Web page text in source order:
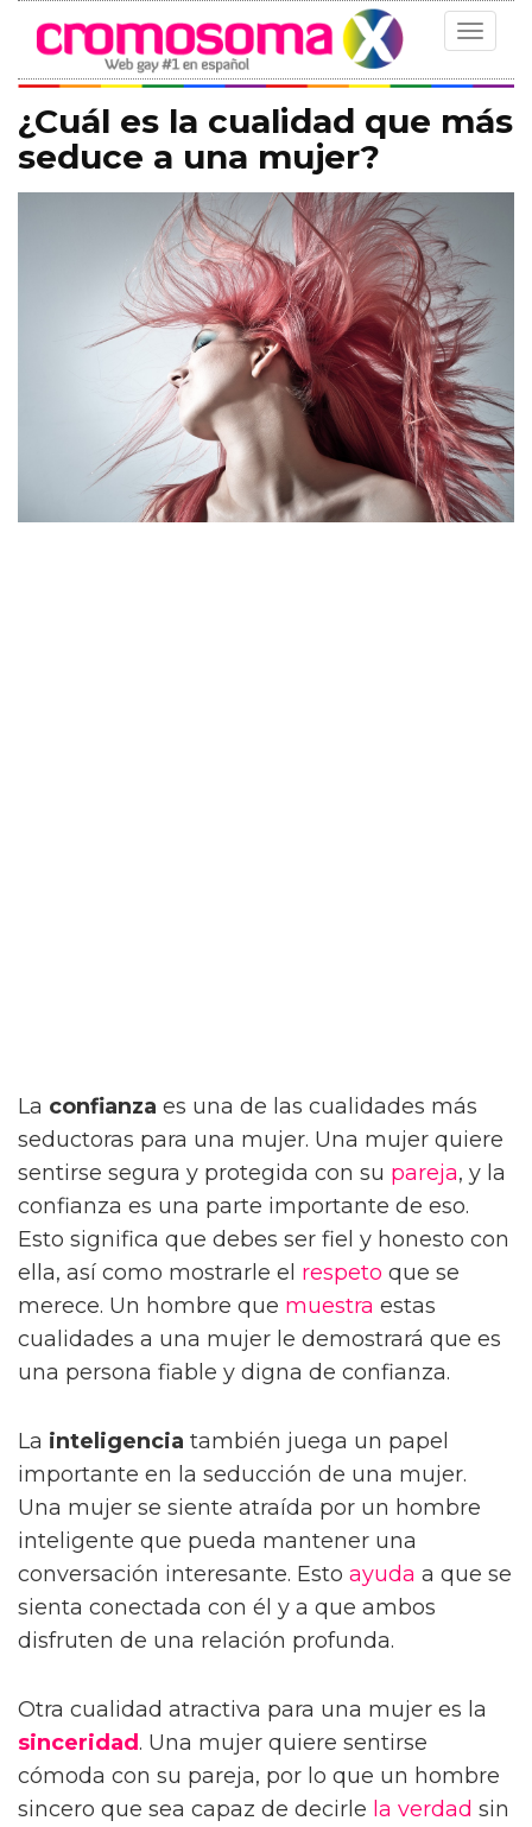
Toggle
¿Cuál es la cualidad que más
seduce a una mujer?
La confianza es una de las cualidades más
seductoras para una mujer. Una mujer quiere
sentirse segura y protegida con su pareja, y la
confianza es una parte importante de eso.
Esto significa que debes ser fiel y honesto con
ella, así como mostrarle el respeto que se
merece. Un hombre que muestra estas
cualidades a una mujer le demostrará que es
una persona fiable y digna de confianza.
La inteligencia también juega un papel
importante en la seducción de una mujer.
Una mujer se siente atraída por un hombre
inteligente que pueda mantener una
conversación interesante. Esto ayuda a que se
sienta conectada con él y a que ambos
disfruten de una relación profunda.
Otra cualidad atractiva para una mujer es la
sinceridad . Una mujer quiere sentirse
cómoda con su pareja, por lo que un hombre
sincero que sea capaz de decirle la verdad sin